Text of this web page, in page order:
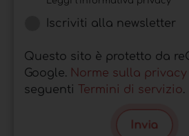
Iscriviti alla newsletter
Questo sito è protetto da
Google. Norme sulla privacy
seguenti
Termini di servizio.
Invia